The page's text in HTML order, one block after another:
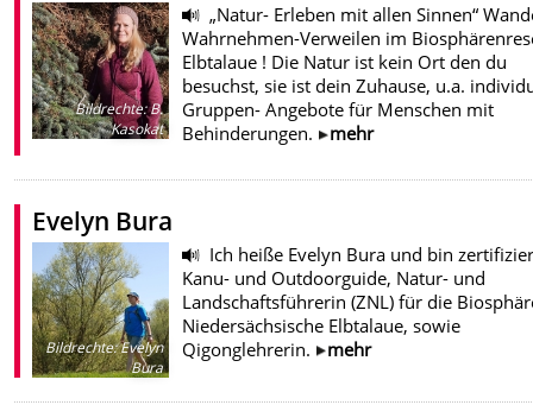
Bildrechte:B.
Kasokat
„Natur- Erleben mit allen Sinnen“
Wahrnehmen-Verweilen im
Elbtalaue ! Die Natur ist kein Ort den du
besuchst, sie ist dein Zuhause, u.a.
Gruppen- Angebote für Menschen mit
Behinderungen.
mehr
Evelyn Bura
Bildrechte:Evelyn
Bura
Ich heiße Evelyn Bura und bin
Kanu- und Outdoorguide, Natur- und
Landschaftsführerin (ZNL) für die
Niedersächsische Elbtalaue, sowie
Qigonglehrerin.
mehr